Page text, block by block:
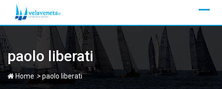
paolo liberati
Home >paolo liberati